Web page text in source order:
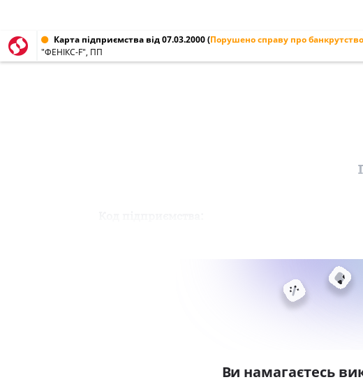
Карта підприємства від 07.03.2000(Порушено справу про банкрутство
"ФЕНІКС-F", ПП
Ви намагаєтесь